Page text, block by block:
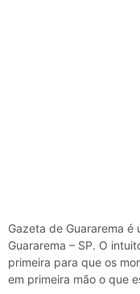
Gazeta de Guararema
Guararema – SP. O
primeira para que os
em primeira mão o que